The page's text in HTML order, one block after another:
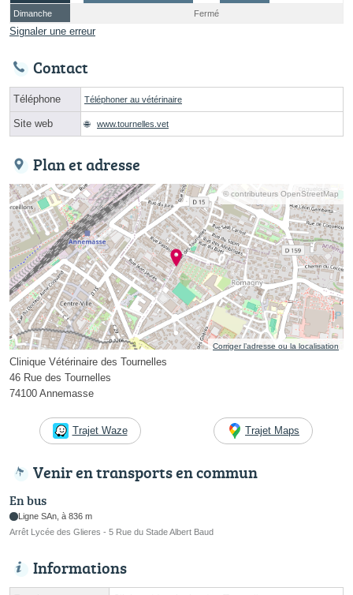
Dimanche
Fermé
Signaler une erreur
Contact
Téléphone Téléphoner au vétérinaire
Site web www.tournelles.vet
Plan et adresse
© contributeurs OpenStreetMap
Corriger l’adresse ou la localisation
Clinique Vétérinaire des Tournelles
46 Rue des Tournelles
74100 Annemasse
Trajet Waze Trajet Maps
Venir en transports en commun
En bus
Ligne SAn, à 836 m
Arrêt Lycée des Glieres - 5 Rue du Stade Albert Baud
Informations